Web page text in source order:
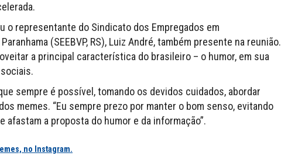
o representante do Sindicato dos Empregados em
(SEEBVP, RS), Luiz André, também presente na reunião.
a principal característica do brasileiro – o humor, em sua
sempre é possível, tomando os devidos cuidados, abordar
memes. “Eu sempre prezo por manter o bom senso, evitando
a proposta do humor e da informação”.
no Instagram.